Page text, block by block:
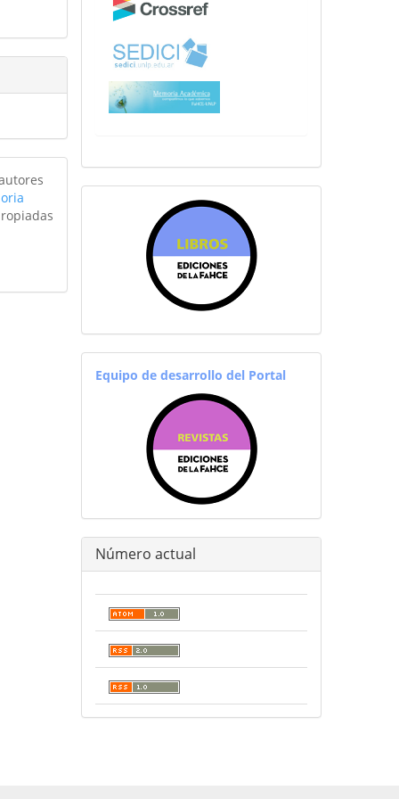
equiporevistas
Equipo de desarrollo del Portal
Número actual